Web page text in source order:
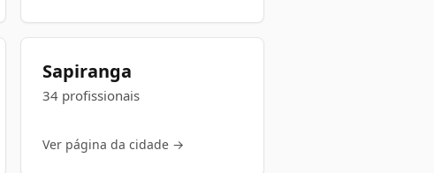
Sapiranga
34 profissionais
Ver página da cidade →